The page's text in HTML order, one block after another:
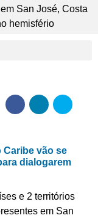
San José, Costa
hemisfério
Caribe vão se
dialogarem
e 2 territórios
em San